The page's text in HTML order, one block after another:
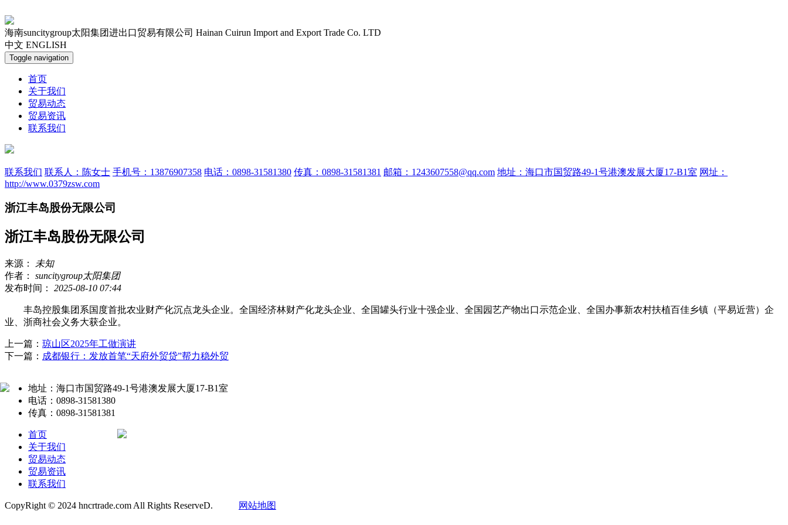
海南suncitygroup太阳集团进出口贸易有限公司 Hainan Cuirun Import and Export Trade Co. LTD
中文 ENGLISH
Toggle navigation
首页
关于我们
贸易动态
贸易资讯
联系我们
联系我们 联系人：陈女士 手机号：13876907358 电话：0898-31581380 传真：0898-31581381 邮箱：1243607558@qq.com 地址：海口市国贸路49-1号港澳发展大厦17-B1室 网址：
http://www.0379zsw.com
浙江丰岛股份无限公司
浙江丰岛股份无限公司
来源：
未知
作者： suncitygroup太阳集团
发布时间： 2025-08-10 07:44
丰岛控股集团系国度首批农业财产化沉点龙头企业。全国经济林财产化龙头企业、全国罐头行业十强企业、全国园艺产物出口示范企业、全国办事新农村扶植百佳乡镇（平易近营）企
业、浙商社会义务大获企业。
上一篇： 琼山区2025年工做演讲
下一篇： 成都银行：发放首笔“天府外贸贷”帮力稳外贸
地址：海口市国贸路49-1号港澳发展大厦17-B1室
电话：0898-31581380
传真：0898-31581381
首页
关于我们
贸易动态
贸易资讯
联系我们
CopyRight © 2024 hncrtrade.com All Rights ReserveD. 网站地图